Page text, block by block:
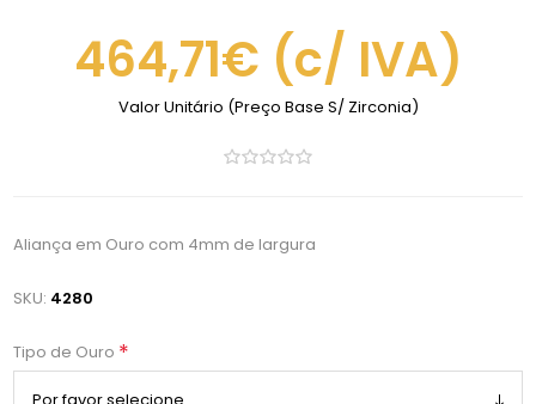
464,71€ (c/ IVA)
Valor Unitário (Preço Base S/ Zirconia)
Aliança em Ouro com 4mm de largura
SKU: 4280
Tipo de Ouro *